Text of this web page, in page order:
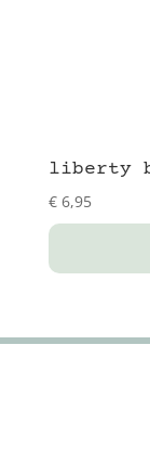
liberty
€6,95